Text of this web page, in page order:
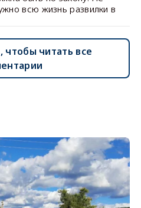
всю жизнь развилки в
чтобы читать все